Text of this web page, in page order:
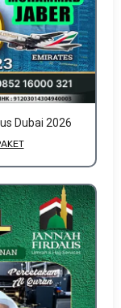
Dubai 2026